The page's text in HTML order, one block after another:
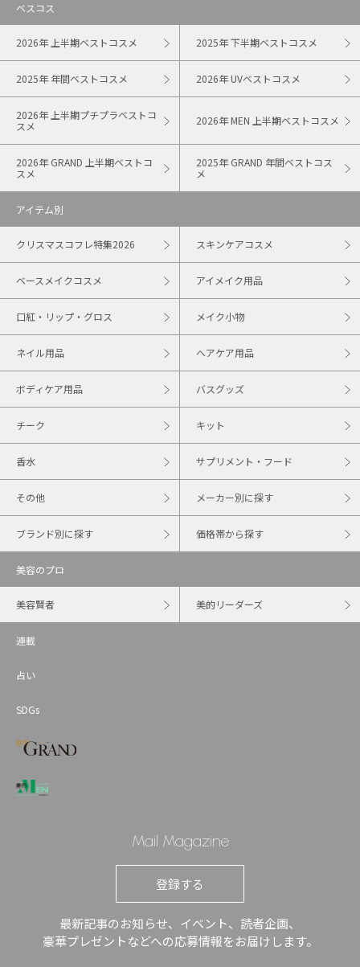
ベスコス
2026年 上半期ベストコスメ 2025年 下半期ベストコスメ
2025年 年間ベストコスメ 2026年 UVベストコスメ
2026年 上半期プチプラベストコ
スメ
2026年 MEN 上半期ベストコスメ
2026年 GRAND 上半期ベストコ
スメ
2025年 GRAND 年間ベストコス
メ
アイテム別
クリスマスコフレ特集2026 スキンケアコスメ
ベースメイクコスメ アイメイク用品
口紅・リップ・グロス メイク小物
ネイル用品 ヘアケア用品
ボディケア用品 バスグッズ
チーク キット
香水 サプリメント・フード
その他 メーカー別に探す
ブランド別に探す 価格帯から探す
美容のプロ
美容賢者 美的リーダーズ
連載
占い
SDGs
Mail Magazine
登録する
最新記事のお知らせ、イベント、読者企画、
豪華プレゼントなどへの応募情報をお届けします。